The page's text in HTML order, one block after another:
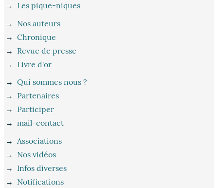
→ Les pique-niques
→ Nos auteurs
→Chronique
→ Revue de presse
→ Livre d'or
→Qui sommes nous ?
→ Partenaires
→ Participer
→mail-contact
→ Associations
→ Nos vidéos
→ Infos diverses
→ Notifications